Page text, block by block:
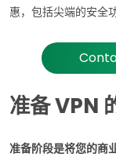
惠，包括尖端的安全
准备 VPN
准备阶段是将您的商